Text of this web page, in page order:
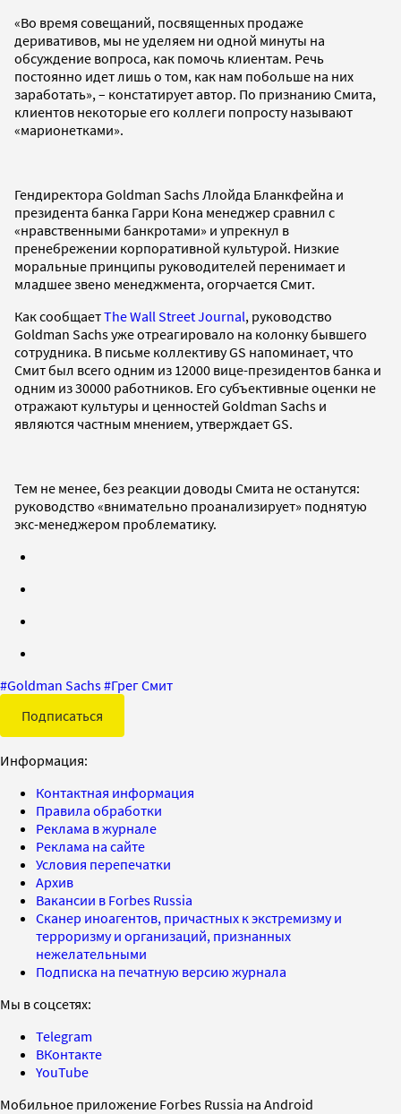
«Во время совещаний, посвященных продаже
деривативов, мы не уделяем ни одной минуты на
обсуждение вопроса, как помочь клиентам. Речь
постоянно идет лишь о том, как нам побольше на них
заработать», – констатирует автор. По признанию Смита,
клиентов некоторые его коллеги попросту называют
«марионетками».
Гендиректора Goldman Sachs Ллойда Бланкфейна и
президента банка Гарри Кона менеджер сравнил с
«нравственными банкротами» и упрекнул в
пренебрежении корпоративной культурой. Низкие
моральные принципы руководителей перенимает и
младшее звено менеджмента, огорчается Смит.
Как сообщаетThe Wall Street Journal, руководство
Goldman Sachs уже отреагировало на колонку бывшего
сотрудника. В письме коллективу GS напоминает, что
Смит был всего одним из 12000 вице-президентов банка и
одним из 30000 работников. Его субъективные оценки не
отражают культуры и ценностей Goldman Sachs и
являются частным мнением, утверждает GS.
Тем не менее, без реакции доводы Смита не останутся:
руководство «внимательно проанализирует» поднятую
экс-менеджером проблематику.
#Goldman Sachs#Грег Смит
Подписаться
Информация:
Контактная информация
Правила обработки
Реклама в журнале
Реклама на сайте
Условия перепечатки
Архив
Вакансии в Forbes Russia
Сканер иноагентов, причастных к экстремизму и
терроризму и организаций, признанных
нежелательными
Подписка на печатную версию журнала
Мы в соцсетях:
Telegram
ВКонтакте
YouTube
Мобильное приложение Forbes Russia на Android